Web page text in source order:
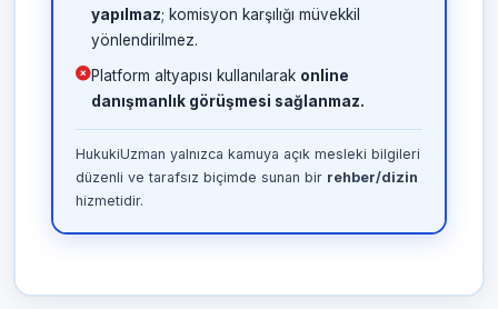
yapılmaz; komisyon karşılığı müvekkil
yönlendirilmez.
Platform altyapısı kullanılarak online
danışmanlık görüşmesi sağlanmaz.
HukukiUzman yalnızca kamuya açık mesleki bilgileri
düzenli ve tarafsız biçimde sunan bir rehber/dizin
hizmetidir.